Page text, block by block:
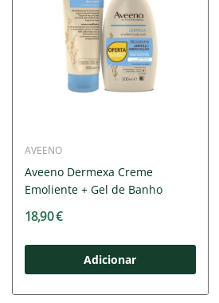
AVEENO
Aveeno Dermexa Creme
Emoliente + Gel de Banho
18,90 €
Adicionar